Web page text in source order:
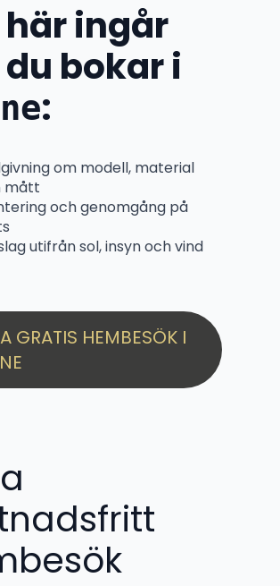
här ingår
bokar i
:
om modell, material
mått
och genomgång på
utifrån sol, insyn och vind
GRATIS HEMBESÖK I